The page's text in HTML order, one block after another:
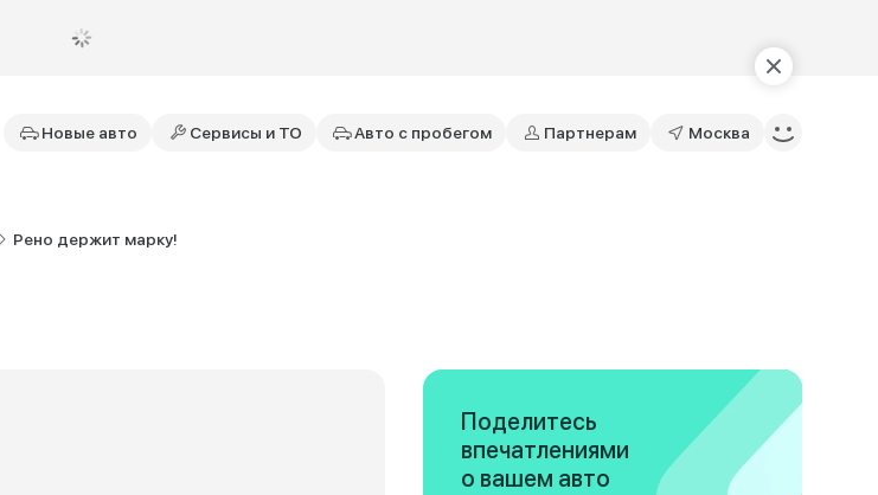
Новые авто Сервисы и ТО Авто с пробегом Партнерам Москва
Рено держит марку!
Поделитесь
впечатлениями
о вашем авто